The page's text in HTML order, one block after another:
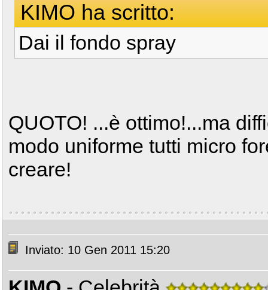
KIMO ha scritto:
Dai il fondo spray
QUOTO! ...è ottimo!...ma
modo uniforme tutti micro
creare!
Inviato: 10 Gen 2011 15:20